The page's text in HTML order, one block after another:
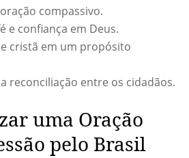
compassivo.
e confiança em Deus.
cristã em um propósito
reconciliação entre os cidadãos.
uma Oração
pelo Brasil